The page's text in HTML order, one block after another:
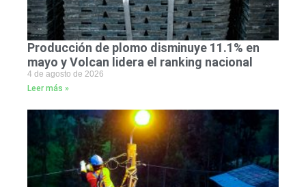
Producción de plomo disminuye 11.1% en
mayo y Volcan lidera el ranking nacional
4 de agosto de 2026
Leer más »